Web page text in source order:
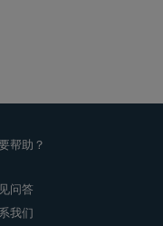
帮助？
常见问答
联系我们